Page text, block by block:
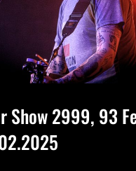
Show 2999, 93